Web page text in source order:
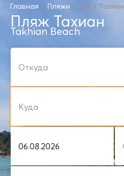
Главная > Пляжи > Пляж Тахиан
Пляж Тахиан
Takhian Beach